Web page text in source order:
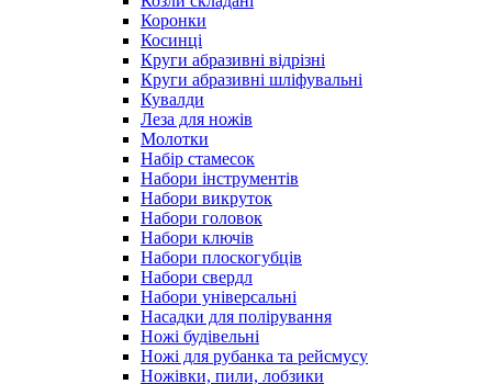
Коронки
Косинці
Круги абразивні відрізні
Круги абразивні шліфувальні
Кувалди
Леза для ножів
Молотки
Набір стамесок
Набори інструментів
Набори викруток
Набори головок
Набори ключів
Набори плоскогубців
Набори свердл
Набори універсальні
Насадки для полірування
Ножі будівельні
Ножі для рубанка та рейсмусу
Ножівки, пили, лобзики